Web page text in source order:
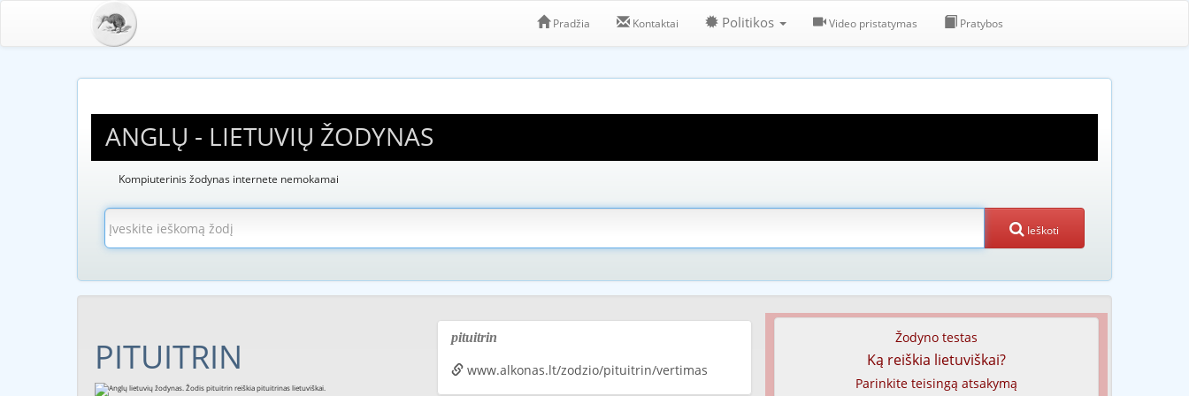
Pradžia Kontaktai Politikos Video pristatymas Pratybos
ANGLŲ - LIETUVIŲ ŽODYNAS
Kompiuterinis žodynas internete nemokamai
Ieškoti
PITUITRIN pituitrin
www.alkonas.lt/zodzio/pituitrin/vertimas
Žodyno testas
Ką reiškia lietuviškai?
Parinkite teisingą atsakymą